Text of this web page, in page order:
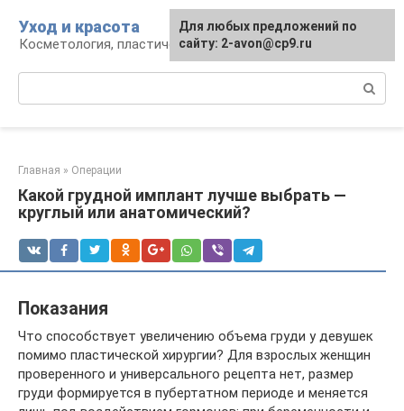
контенту
Уход и красота
Косметология, пластическая хирургия, уход
Главная » Операции
Какой грудной имплант лучше выбрать —
круглый или анатомический?
Показания
Что способствует увеличению объема груди у девушек
помимо пластической хирургии? Для взрослых женщин
проверенного и универсального рецепта нет, размер
груди формируется в пубертатном периоде и меняется
Для любых предложений по
сайту: 2-avon@cp9.ru